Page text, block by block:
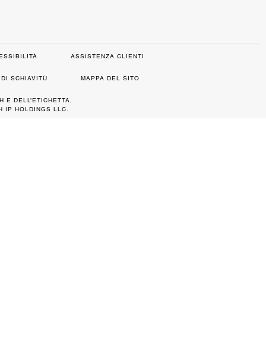
ASSISTENZA CLIENTI
SCHIAVITÙ MAPPA DEL SITO
DELL’ETICHETTA,
IP HOLDINGS LLC.